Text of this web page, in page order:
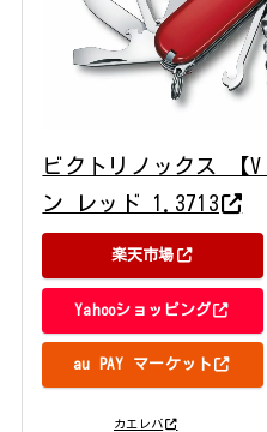
ビクトリノックス 【
ン レッド 1.3713
カエレバ
楽天市場
Yahooショッピング
au PAY マーケット